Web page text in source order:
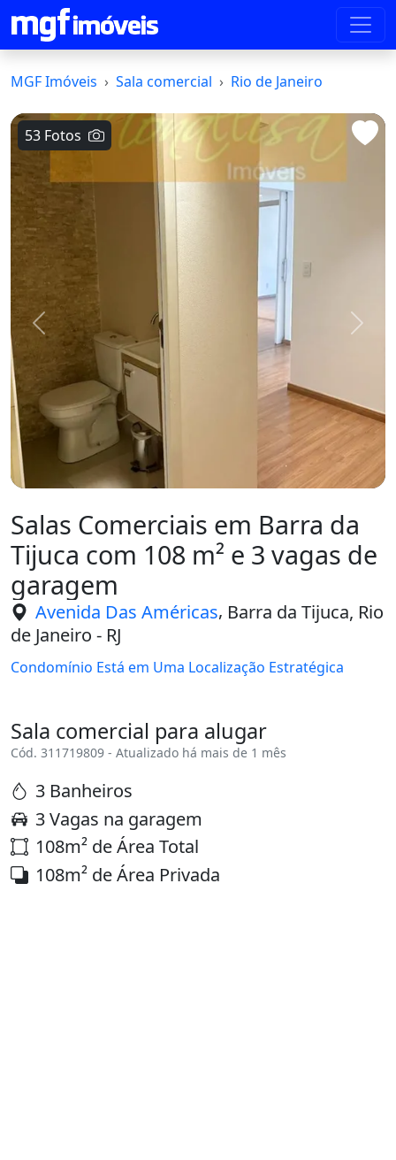
MGF Imóveis Sala comercial Rio de Janeiro
53 Fotos
Voltar
Salas Comerciais em Barra da
Tijuca com 108 m² e 3 vagas de
garagem
Avenida Das Américas, Barra da Tijuca, Rio
de Janeiro - RJ
Condomínio Está em Uma Localização Estratégica
Sala comercial para alugar
Cód. 311719809 - Atualizado há mais de 1 mês
3 Banheiros
3 Vagas na garagem
108m² de Área Total
108m² de Área Privada